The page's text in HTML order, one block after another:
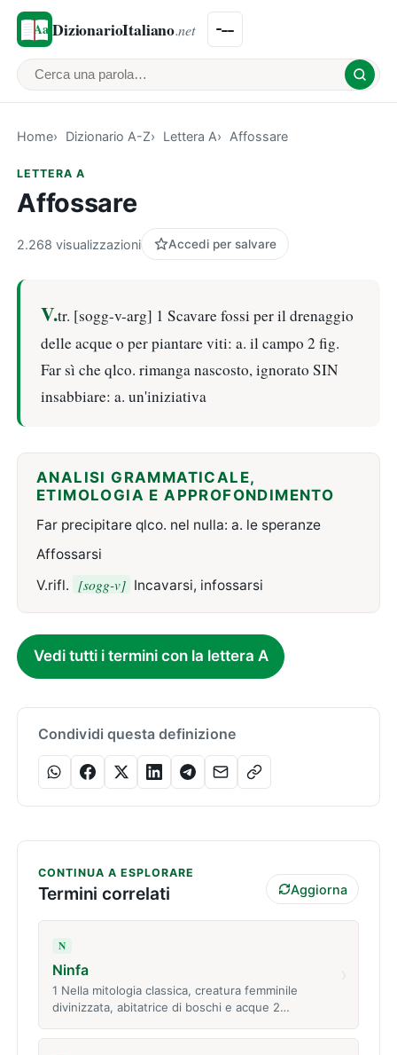
DizionarioItaliano.net
Cerca una parola
Home Dizionario A-Z Lettera A Affossare
LETTERA A
Affossare
2.268 visualizzazioni Accedi per salvare
V.tr. [sogg-v-arg] 1 Scavare fossi per il drenaggio
delle acque o per piantare viti: a. il campo 2 fig.
Far sì che qlco. rimanga nascosto, ignorato SIN
insabbiare: a. un'iniziativa
ANALISI GRAMMATICALE,
ETIMOLOGIA E APPROFONDIMENTO
Far precipitare qlco. nel nulla: a. le speranze
Affossarsi
V.rifl.
[sogg-v] Incavarsi, infossarsi
Vedi tutti i termini con la lettera A
Condividi questa definizione
CONTINUA A ESPLORARE
Termini correlati Aggiorna
N
Ninfa
1 Nella mitologia classica, creatura femminile
divinizzata, abitatrice di boschi e acque 2…